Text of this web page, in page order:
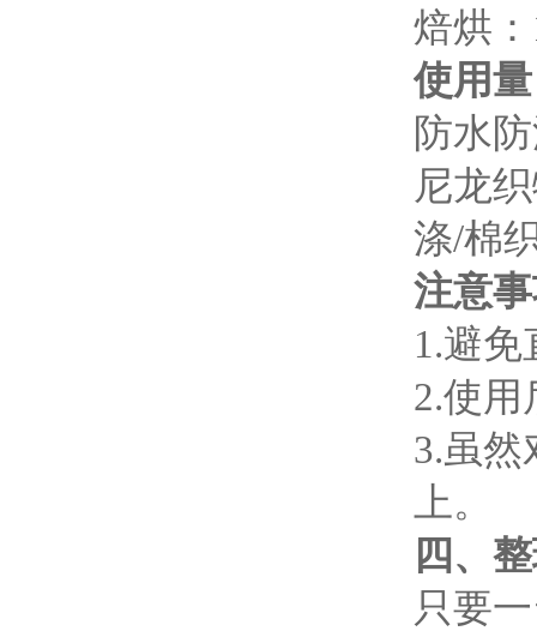
焙烘
使用量
防水
尼龙
涤/棉
注意
1.避
2.使用
3.虽然
上。
四、
只要